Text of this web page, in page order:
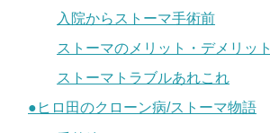
入院からストーマ手術前
ストーマのメリット・デメリット
ストーマトラブルあれこれ
●ヒロ田のクローン病/ストーマ物語